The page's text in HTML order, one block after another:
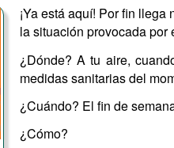
¡Ya está aquí! Por fin llega
la situación provocada
¿Dónde? A tu aire,
medidas sanitarias del
¿Cuándo? El fin de
¿Cómo?